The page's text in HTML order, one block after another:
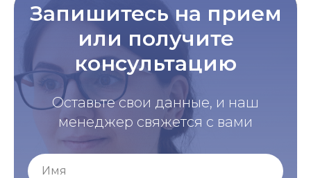
Запишитесь на прием
или получите
консультацию
Оставьте свои данные, и наш
менеджер свяжется с вами
Имя